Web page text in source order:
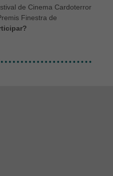
de Cinema Cardoterror
Finestra de